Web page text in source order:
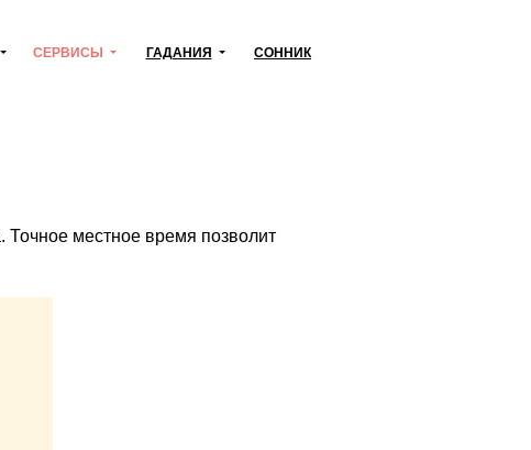
СЕРВИСЫ ГАДАНИЯ СОННИК
Точное местное время позволит